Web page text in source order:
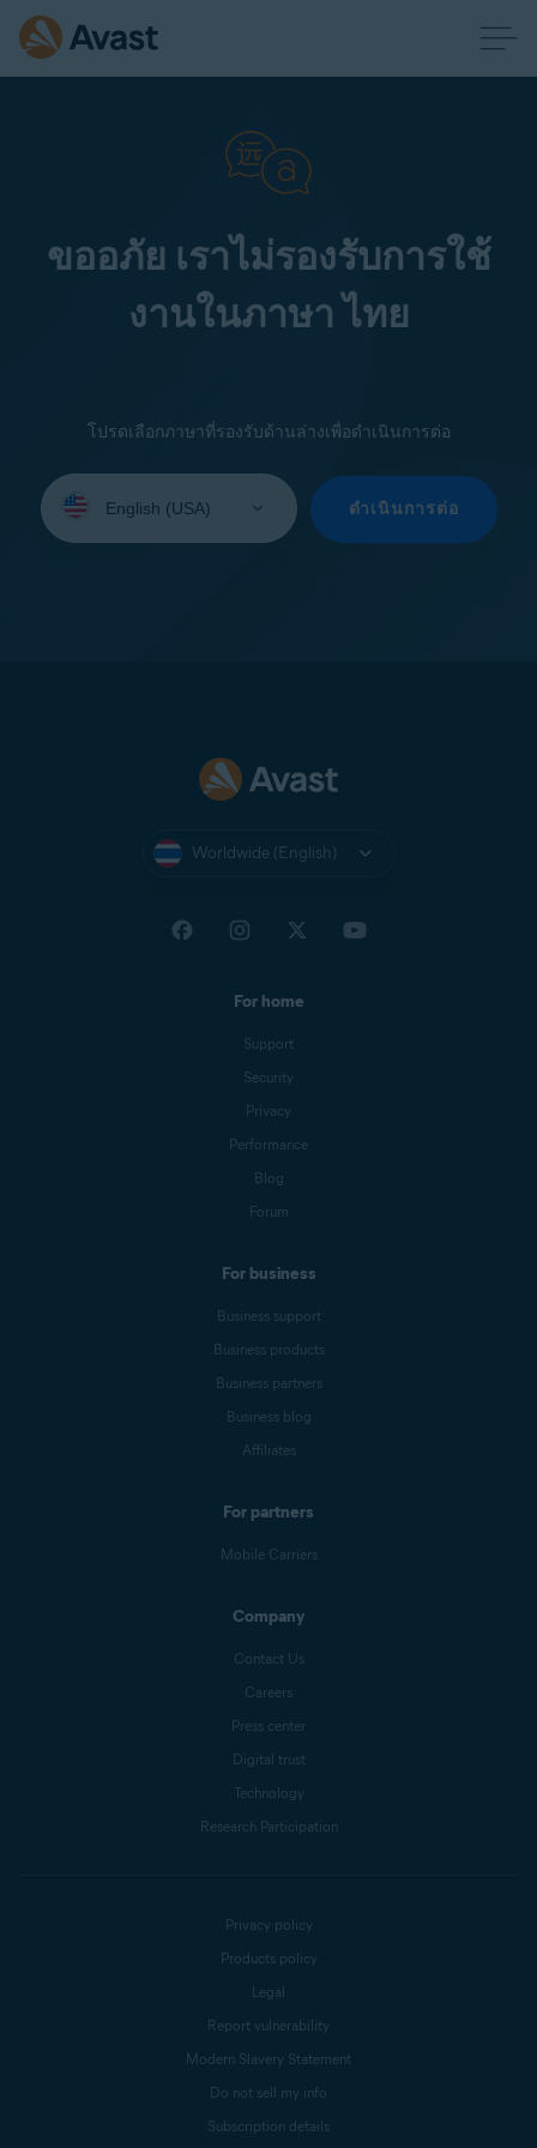
ขออภัย เราไม่รองรับการใช้
งานในภาษา ไทย
โปรดเลือกภาษาที่รองรับด้านล่างเพื่อดำเนินการต่อ
your
ดำเนินการต่อ
Worldwide (English)
For home
Support
Security
Privacy
Performance
Blog
Forum
For business
Business support
Business products
Business partners
Business blog
Affiliates
For partners
Mobile Carriers
Company
Contact Us
Careers
Press center
Digital trust
Technology
Research Participation
Privacy policy
Products policy
Legal
Report vulnerability
Modern Slavery Statement
Do not sell my info
Subscription details